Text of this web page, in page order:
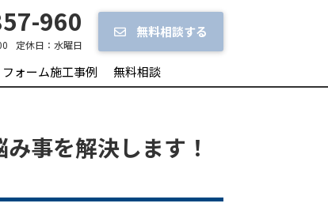
960
定休日： 水曜日
無料相談する
フォーム施工事例 無料相談
事を解決します！